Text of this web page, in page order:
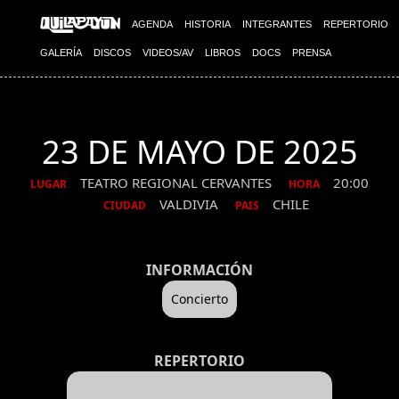
AGENDA HISTORIA INTEGRANTES REPERTORIO
GALERÍA DISCOS VIDEOS/AV LIBROS DOCS PRENSA
23 DE MAYO DE 2025
LUGAR TEATRO REGIONAL CERVANTES HORA 20:00
CIUDAD VALDIVIA PAIS CHILE
INFORMACIÓN
Concierto
REPERTORIO